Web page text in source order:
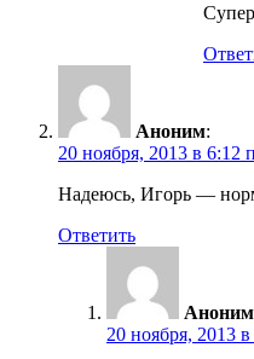
Аноним:
20 ноября, 2013 в 6:12
Надеюсь, Игорь —
Ответить
Аноним
20 ноября, 2013